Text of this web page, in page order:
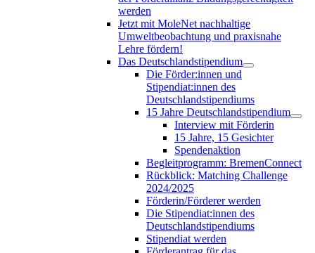
werden
Jetzt mit MoleNet nachhaltige
Umweltbeobachtung und praxisnahe
Lehre fördern!
Das Deutschlandstipendium
Die Förder:innen und
Stipendiat:innen des
Deutschlandstipendiums
15 Jahre Deutschlandstipendium
Interview mit Förderin
15 Jahre, 15 Gesichter
Spendenaktion
Begleitprogramm: BremenConnect
Rückblick: Matching Challenge
2024/2025
Förderin/Förderer werden
Die Stipendiat:innen des
Deutschlandstipendiums
Stipendiat werden